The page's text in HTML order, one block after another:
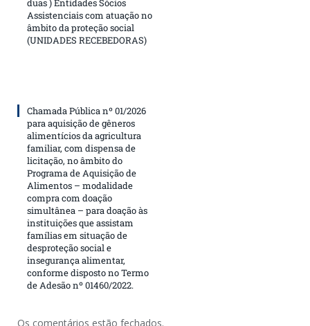
duas ) Entidades Sócios
Assistenciais com atuação no
âmbito da proteção social
(UNIDADES RECEBEDORAS)
Chamada Pública nº 01/2026
para aquisição de gêneros
alimentícios da agricultura
familiar, com dispensa de
licitação, no âmbito do
Programa de Aquisição de
Alimentos – modalidade
compra com doação
simultânea – para doação às
instituições que assistam
famílias em situação de
desproteção social e
insegurança alimentar,
conforme disposto no Termo
de Adesão nº 01460/2022.
Os comentários estão fechados.